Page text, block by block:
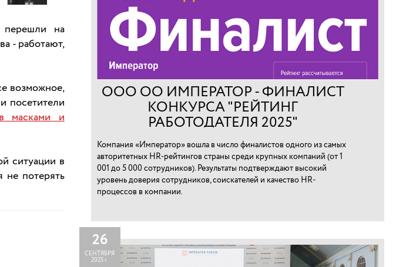
перешли на
- работают,
возможное,
посетители
масками и
ситуации в
потерять
ООО ОО ИМПЕРАТОР - ФИНАЛИСТ
КОНКУРСА "РЕЙТИНГ
РАБОТОДАТЕЛЯ 2025"
Компания «Император» вошла в число финалистов одного из самых
авторитетных HR-рейтингов страны среди крупных компаний (от 1
001 до 5 000 сотрудников). Результаты подтверждают высокий
уровень доверия сотрудников, соискателей и качество HR-
процессов в компании.
26
СЕНТЯБРЯ
2025 г.